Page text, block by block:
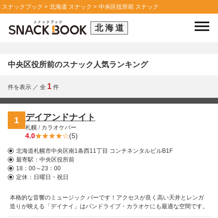
スナックブック 北海道 スナック 中央区役所前 スナック
北海道
中央区役所前のスナック人気ランキング
件を表示 ／ 全 1 件
1 デイアンドナイト
札幌 / カラオケバー
4.0 (5)
北海道札幌市中央区南1条西11丁目 コンチネンタルビルB1F
最寄駅： 中央区役所前
18：00～23：00
定休：日曜日・祝日
本格的な音響のミュージック バーです！アクセスが良く高い天井とレンガ
造りが映える「デイナイ」はバンドライブ・カラオケにも最適な空間です。